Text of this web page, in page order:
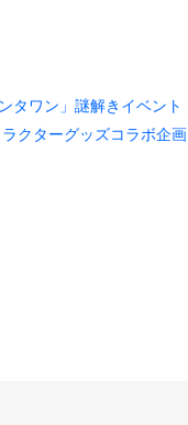
タワン」謎解きイベント
クターグッズコラボ企画